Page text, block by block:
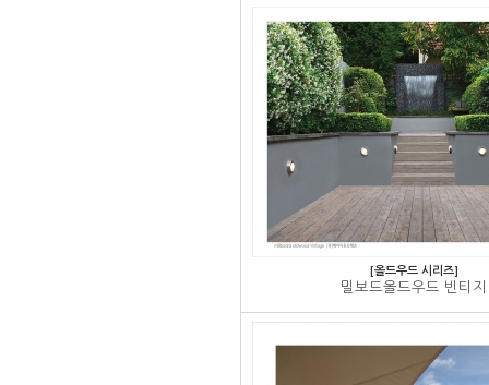
[올드우드 시리즈]
밀보드올드우드 빈티지